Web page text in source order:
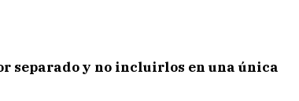
separado y no incluirlos en una única